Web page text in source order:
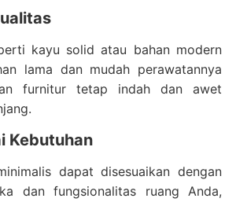
kayu solid atau bahan modern
lama dan mudah perawatannya
furnitur tetap indah dan awet
Kebutuhan
dapat disesuaikan dengan
dan fungsionalitas ruang Anda,